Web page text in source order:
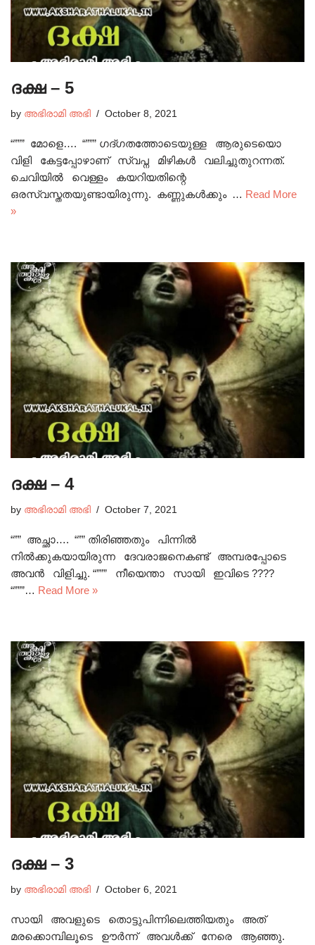
ദക്ഷ – 5
by അഭിരാമി അഭി October 8, 2021
“””” മോളെ…. “””” ഗദ്ഗതത്തോടെയുള്ള ആരുടെയൊ
വിളി കേട്ടപ്പോഴാണ് സ്വപ്ന മിഴികൾ വലിച്ചുതുറന്നത്.
ചെവിയിൽ വെള്ളം കയറിയതിന്റെ
ഒരസ്വസ്തതയുണ്ടായിരുന്നു. കണ്ണുകൾക്കും … Read More
»
ദക്ഷ – 4
by അഭിരാമി അഭി October 7, 2021
“”” അച്ഛാ…. “”” തിരിഞ്ഞതും പിന്നിൽ
നിൽക്കുകയായിരുന്ന ദേവരാജനെകണ്ട് അമ്പരപ്പോടെ
അവൻ വിളിച്ചു. “””” നീയെന്താ സായി ഇവിടെ ????
“”””… Read More »
ദക്ഷ – 3
by അഭിരാമി അഭി October 6, 2021
സായി അവളുടെ തൊട്ടുപിന്നിലെത്തിയതും അത്
മരക്കൊമ്പിലൂടെ ഊർന്ന് അവൾക്ക് നേരെ ആഞ്ഞു.